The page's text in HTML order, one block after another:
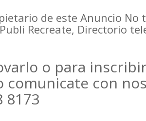
de este Anuncio No
Recreate, Directorio
o para
comunicate con
8173